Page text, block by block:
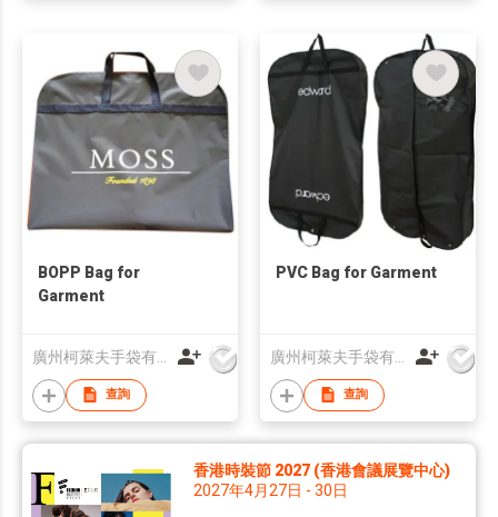
BOPP Bag for
Garment
查詢
PVC Bag for Garment
查詢
香港時裝節 2027 (香港會議展覽中心)
2027年4月27日 - 30日